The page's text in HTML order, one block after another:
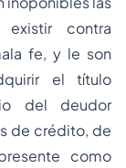
existir contra
fe, y le son
el título
del deudor
de crédito, de
como